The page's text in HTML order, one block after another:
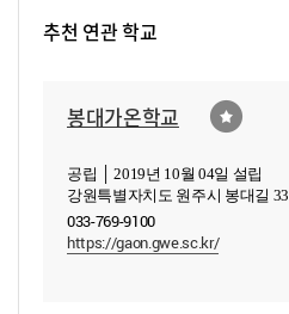
추천 연관 학교
봉대가온학교
공립 │ 2019년 10월 04일 설립
강원특별자치도 원주시 봉대길 33
033-769-9100
https://gaon.gwe.sc.kr/